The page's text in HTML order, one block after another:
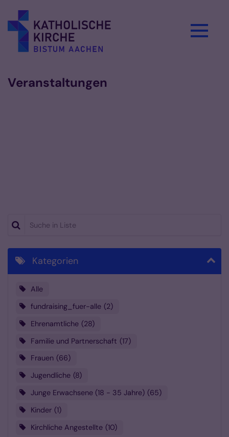
Veranstaltungen
Suche in Liste
Kategorien
Alle
fundraising_fuer-alle 2
Ehrenamtliche 28
Familie und Partnerschaft 17
Frauen
66
Jugendliche 8
Junge Erwachsene (18 - 35 Jahre) 65
Kinder 1
Kirchliche Angestellte 10